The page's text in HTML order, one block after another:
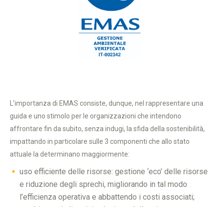
L’importanza di EMAS consiste, dunque, nel rappresentare una
guida e uno stimolo per le organizzazioni che intendono
affrontare fin da subito, senza indugi, la sfida della sostenibilità,
impattando in particolare sulle 3 componenti che allo stato
attuale la determinano maggiormente:
uso efficiente delle risorse: gestione ‘eco’ delle risorse
e riduzione degli sprechi, migliorando in tal modo
l’efficienza operativa e abbattendo i costi associati;